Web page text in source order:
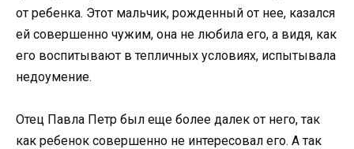
от ребенка. Этот мальчик, рожденный от нее, казался
ей совершенно чужим, она не любила его, а видя, как
его воспитывают в тепличных условиях, испытывала
недоумение.
Отец Павла Петр был еще более далек от него, так
как ребенок совершенно не интересовал его. А так